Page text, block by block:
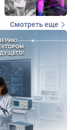
Смотреть еще